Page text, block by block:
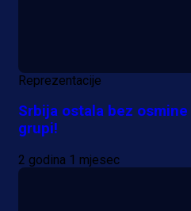
Reprezentacije
Srbija ostala bez
grupi!
2 godina 1 mjesec